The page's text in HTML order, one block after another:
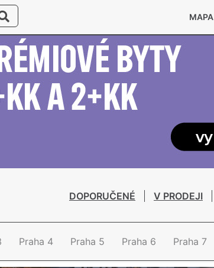
MAPA
DOPORUČENÉ V PRODEJI
Praha 4 Praha 5 Praha 6 Praha 7